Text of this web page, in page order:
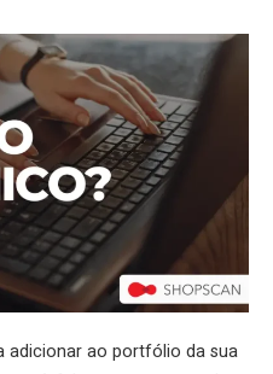
adicionar ao portfólio da sua